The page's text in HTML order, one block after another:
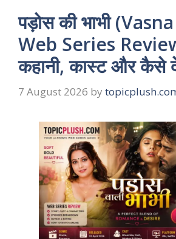
पड़ोस की भाभी
Web Series
कहानी, कास्ट और कैसे
7 August 2026 by